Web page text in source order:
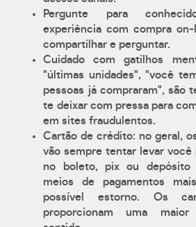
Pergunte para
experiência com compra
compartilhar e perguntar.
Cuidado com gatilhos
"últimas unidades", "você
pessoas já compraram", são
te deixar com pressa para
em sites fraudulentos.
Cartão de crédito: no geral,
vão sempre tentar levar você
no boleto, pix ou depósito
meios de pagamentos
possível estorno. Os
proporcionam uma maior